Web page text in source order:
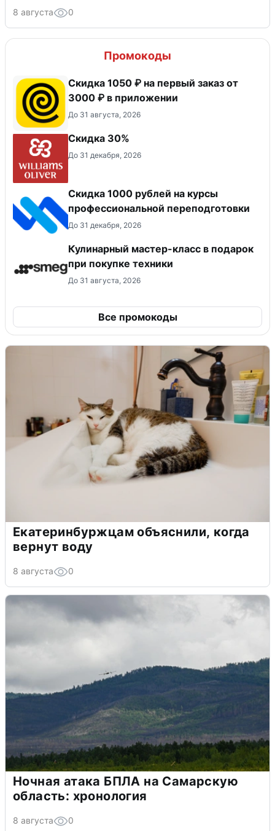
8 августа 0
Промокоды
Скидка 1050 ₽ на первый заказ от
3000 ₽ в приложении
До 31 августа, 2026
Скидка 30%
До 31 декабря, 2026
Скидка 1000 рублей на курсы
профессиональной переподготовки
До 31 декабря, 2026
Кулинарный мастер-класс в подарок
при покупке техники
До 31 августа, 2026
Все промокоды
Екатеринбуржцам объяснили, когда
вернут воду
8 августа 0
Ночная атака БПЛА на Самарскую
область: хронология
8 августа 0